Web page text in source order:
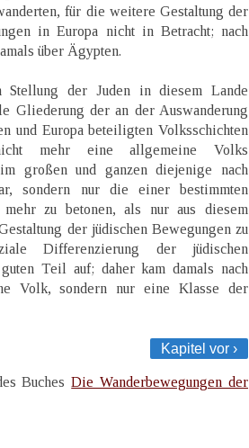
für die weitere Gestaltung der
in Europa nicht in Betracht; nach
über Ägypten.
Stellung der Juden in diesem Lande
Gliederung der an der Auswanderung
und Europa beteiligten Volksschichten
mehr eine allgemeine Volks
großen und ganzen diejenige nach
sondern nur die einer bestimmten
zu betonen, als nur aus diesem
der jüdischen Bewegungen zu
Differenzierung der jüdischen
Teil auf; daher kam damals nach
Volk, sondern nur eine Klasse der
Kapitel vor ›
BuchesDie Wanderbewegungen der